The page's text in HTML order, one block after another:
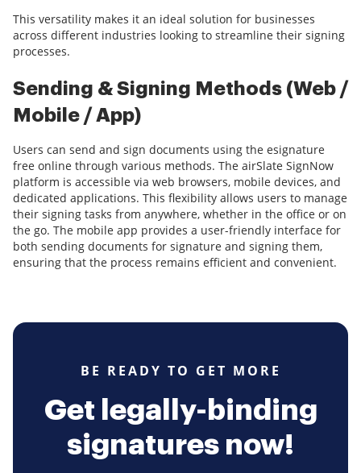
This versatility makes it an ideal solution for businesses
across different industries looking to streamline their signing
processes.
Sending & Signing Methods (Web /
Mobile / App)
Users can send and sign documents using the esignature
free online through various methods. The airSlate SignNow
platform is accessible via web browsers, mobile devices, and
dedicated applications. This flexibility allows users to manage
their signing tasks from anywhere, whether in the office or on
the go. The mobile app provides a user-friendly interface for
both sending documents for signature and signing them,
ensuring that the process remains efficient and convenient.
BE READY TO GET MORE
Get legally-binding
signatures now!